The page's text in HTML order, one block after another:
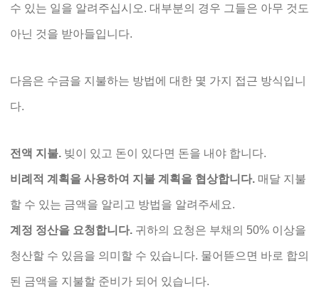
수 있는 일을 알려주십시오. 대부분의 경우 그들은 아무 것도
아닌 것을 받아들입니다.
다음은 수금을 지불하는 방법에 대한 몇 가지 접근 방식입니
다.
전액 지불. 빚이 있고 돈이 있다면 돈을 내야 합니다.
비례적 계획을 사용하여 지불 계획을 협상합니다. 매달 지불
할 수 있는 금액을 알리고 방법을 알려주세요.
계정 정산을 요청합니다. 귀하의 요청은 부채의 50% 이상을
청산할 수 있음을 의미할 수 있습니다. 물어뜯으면 바로 합의
된 금액을 지불할 준비가 되어 있습니다.